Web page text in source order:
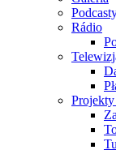
Rádio